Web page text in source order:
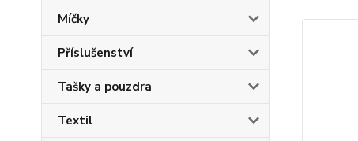
Míčky
Příslušenství
Tašky a pouzdra
Textil